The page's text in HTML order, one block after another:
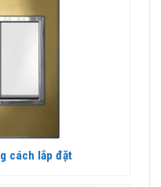
cách lắp đặt